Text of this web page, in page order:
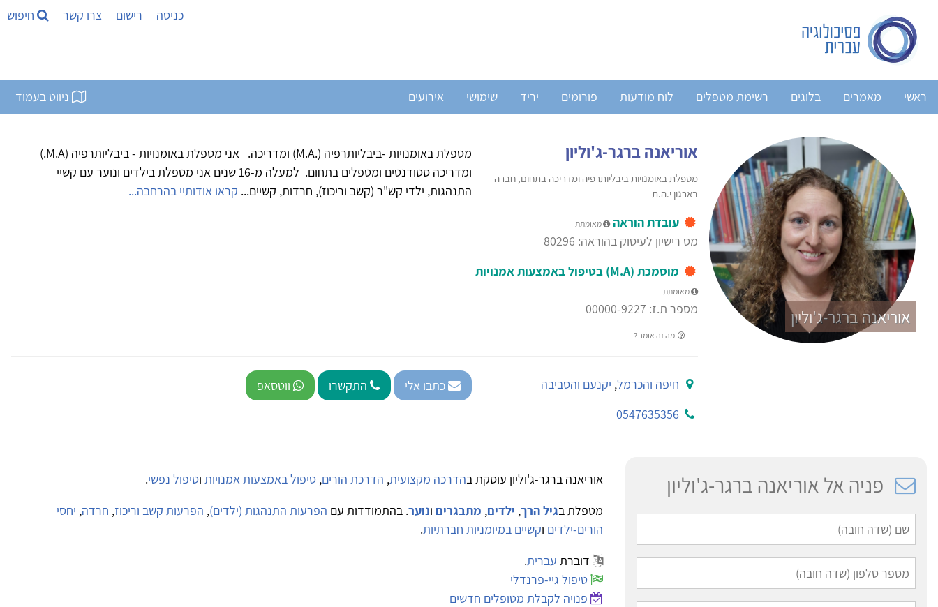
כניסה רישום צרו קשר חיפוש
ראשי מאמרים בלוגים רשימת מטפלים לוח מודעות פורומים יריד שימושי אירועים ניווט בעמוד
אוריאנה ברגר-ג'וליון
אוריאנה ברגר-ג'וליון
מטפלת באומנויות ביבליותרפיה ומדריכה בתחום, חברה
בארגון י.ה.ת
עובדת הוראה מאומתת
מס רישיון לעיסוק בהוראה: 80296
מוסמכת (M.A) בטיפול באמצעות אמנויות
מאומתת
מספר ת.ז: 00000-9227
מה זה אומר ?
מטפלת באומנויות -ביבליותרפיה (.M.A) ומדריכה. אני מטפלת באומנויות - ביבליותרפיה (M.A.)
ומדריכה סטודנטים ומטפלים בתחום. למעלה מ-16 שנים אני מטפלת בילדים ונוער עם קשיי
התנהגות, ילדי קש"ר (קשב וריכוז), חרדות, קשיים... קראו אודותיי בהרחבה...
חיפה והכרמל, יקנעם והסביבה
0547635356
כתבו אלי התקשרו ווטסאפ
פניה אל אוריאנה ברגר-ג'וליון אוריאנה ברגר-ג'וליון עוסקת בהדרכה מקצועית, הדרכת הורים, טיפול באמצעות אמנויות וטיפול נפשי.
מטפלת בגיל הרך, ילדים, מתבגרים ונוער. בהתמודדות עם הפרעות התנהגות (ילדים), הפרעות קשב וריכוז, חרדה, יחסי
הורים-ילדים וקשיים במיומניות חברתיות.
דוברת עברית.
טיפול גיי-פרנדלי
פנויה לקבלת מטופלים חדשים